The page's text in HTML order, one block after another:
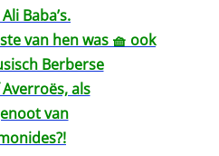
Baba’s.
van hen was 🧺 ook
Berberse
als
van